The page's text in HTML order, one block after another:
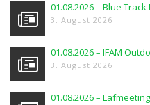
01.08.2026 – Blue
3. August 2026
01.08.2026 – IFAM
3. August 2026
01.08.2026 –